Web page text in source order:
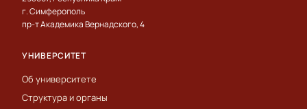
г. Симферополь
пр-т Академика Вернадского, 4
УНИВЕРСИТЕТ
Об университете
Структура и органы